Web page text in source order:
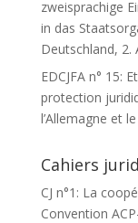
zweisprachige
in das
Deutschland, 2.
EDCJFA n° 15:
protection
l’Allemagne et
Cahiers
CJ n°1: La
Convention